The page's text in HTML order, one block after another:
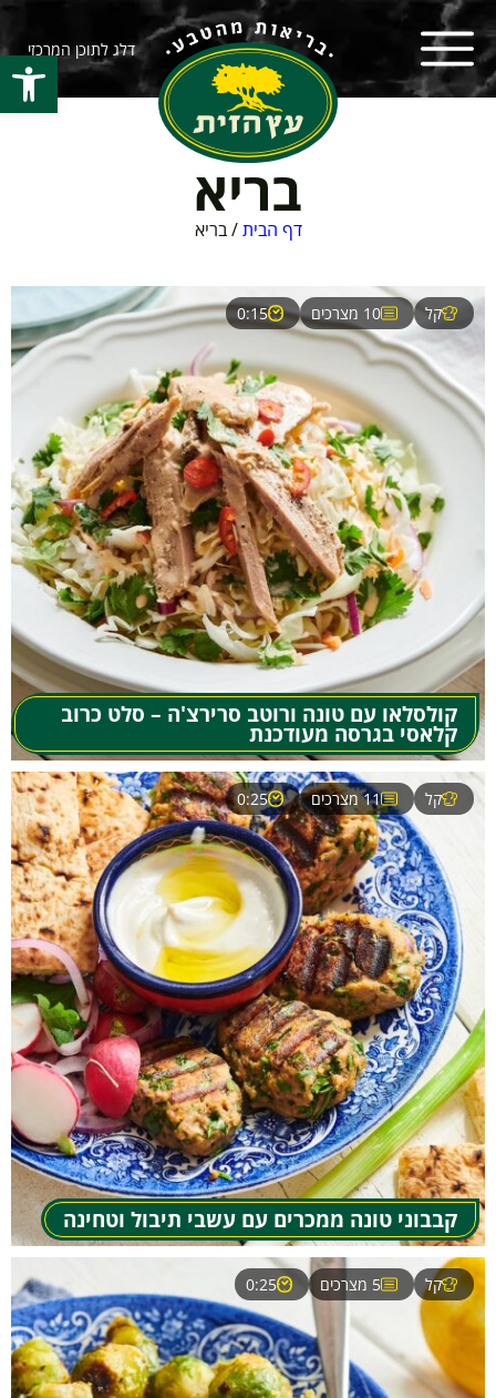
פתח
דלג לתוכן המרכזי
בריא
דף הבית/בריא
קולסלאו עם טונה ורוטב סרירצ'ה – סלט כרוב
קלאסי בגרסה מעודכנת
קל 10 מצרכים 0:15
קבבוני טונה ממכרים עם עשבי תיבול וטחינה
קל 11 מצרכים 0:25
קל 5 מצרכים 0:25